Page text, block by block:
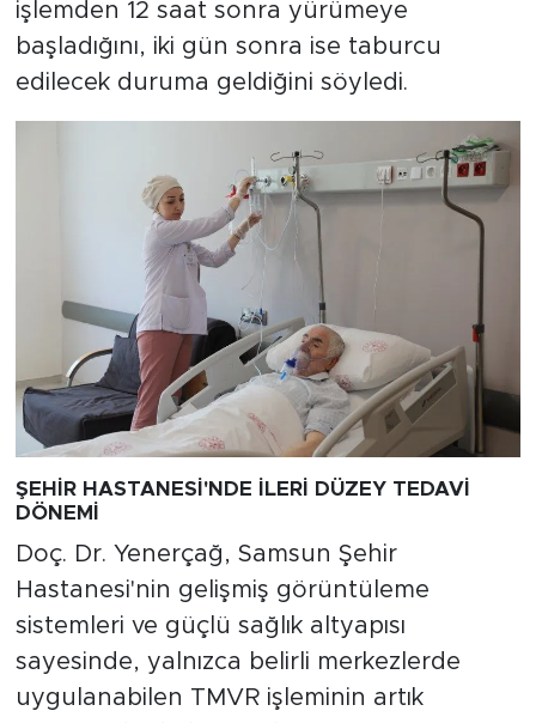
işlemden 12 saat sonra yürümeye
başladığını, iki gün sonra ise taburcu
edilecek duruma geldiğini söyledi.
ŞEHİR HASTANESİ'NDE İLERİ DÜZEY TEDAVİ
DÖNEMİ
Doç. Dr. Yenerçağ, Samsun Şehir
Hastanesi'nin gelişmiş görüntüleme
sistemleri ve güçlü sağlık altyapısı
sayesinde, yalnızca belirli merkezlerde
uygulanabilen TMVR işleminin artık